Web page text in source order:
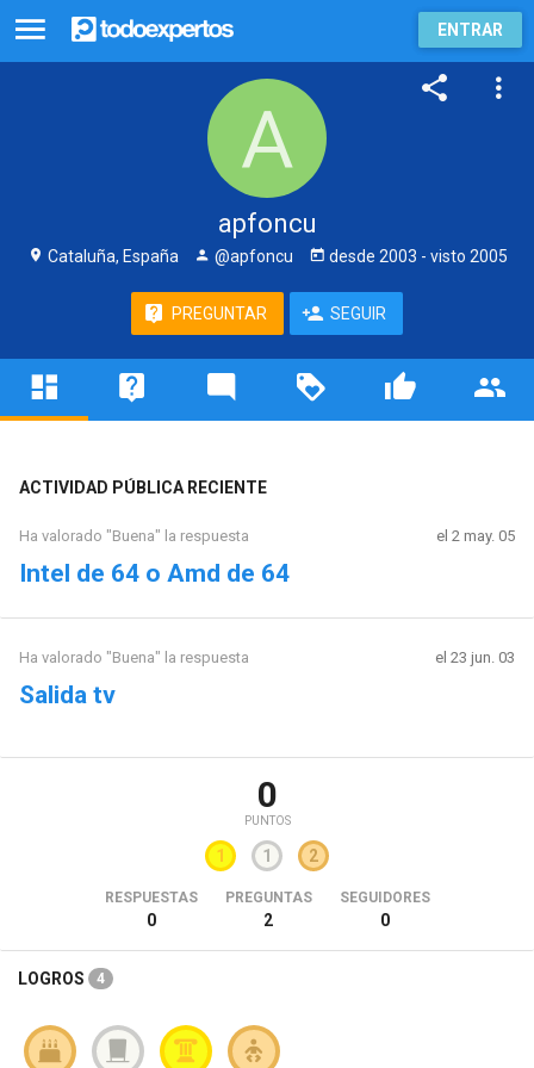
ENTRAR
apfoncu
Cataluña, España @apfoncu desde 2003 - visto 2005
PREGUNTAR SEGUIR
ACTIVIDAD PÚBLICA RECIENTE
Ha valorado "Buena" la respuesta el 2 may. 05
Intel de 64 o Amd de 64
Ha valorado "Buena" la respuesta el 23 jun. 03
Salida tv
0
PUNTOS
1 1 2
RESPUESTAS
0
PREGUNTAS
2
SEGUIDORES
0
LOGROS 4